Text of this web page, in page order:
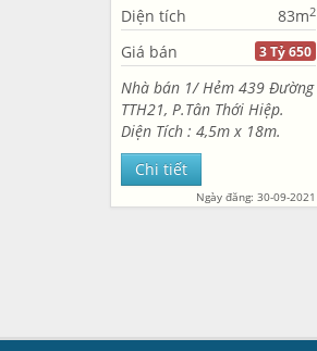
Diện tích
83m2
Giá bán 3 Tỷ 650
Nhà bán 1/ Hẻm 439 Đường
TTH21, P.Tân Thới Hiệp.
Diện Tích : 4,5m x 18m.
Công nhận 83m2 thổ cư
.Gồm 1 căn nhà 1 lầu. Sau
có 2 phòng trọ cho thuê có
Chi tiết
Ngày đăng: 30-09-2021